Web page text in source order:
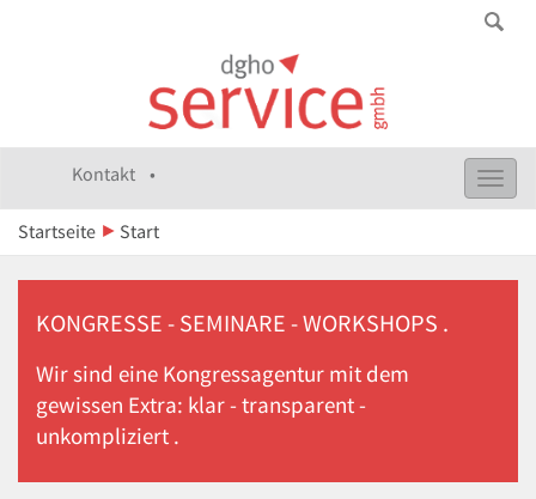
Kontakt •
Startseite
Start
KONGRESSE - SEMINARE - WORKSHOPS .
Wir sind eine Kongressagentur mit dem
gewissen Extra: klar - transparent -
unkompliziert .